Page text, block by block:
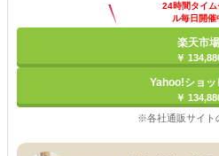
24時間タイム
ル毎日開催
楽天市場
￥
Yahoo!ショッ
￥
※各社通販サイト